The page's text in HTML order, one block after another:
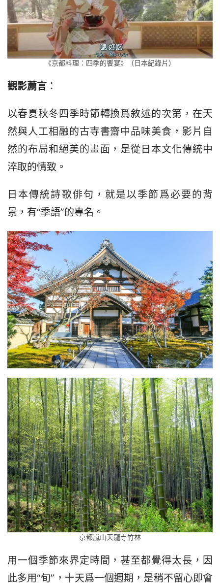
《京都料理：四季的饗宴》（日本紀錄片）
觀影薦言 ：
以春夏秋冬四季時節轉換爲敘述的次第，在天
然與人工相融的古寺書齋中品味美食，影片自
然的布局和絕美的畫面，是從日本文化傳統中
淬取的情致。
日本傳統詩歌俳句，就是以季節爲必要的背
景，有“季語”的專名。
京都嵐山天龍寺竹林
用一個季節來界定時間，甚至都覺得太長，因
此多用“旬”，十天爲一個週期，是稍不留心即會